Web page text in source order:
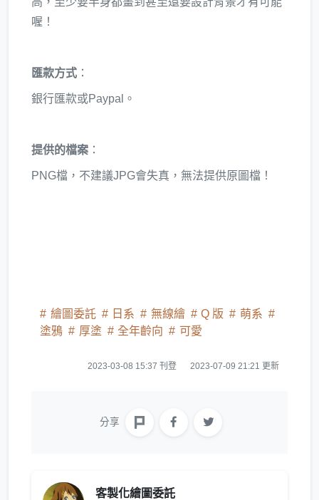
喔！
匯款方式 ：
銀行匯款或Paypal。
提供的檔案 ：
PNG檔，不建議JPG會失真，無法提供原圖檔！
繪圖委託 日系 無線繪 Q 版
萌系
塗鴉
厚塗 全年齡向 可愛
2023-03-08 15:37 刊登 2023-07-09 21:21 更新
分享
客製化繪圖委託